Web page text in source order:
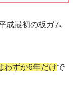
成最初の板ガム
わずか6年だけで